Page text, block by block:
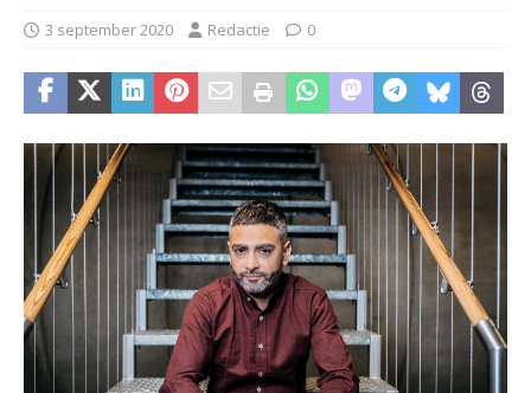
3 september 2020 Redactie 0